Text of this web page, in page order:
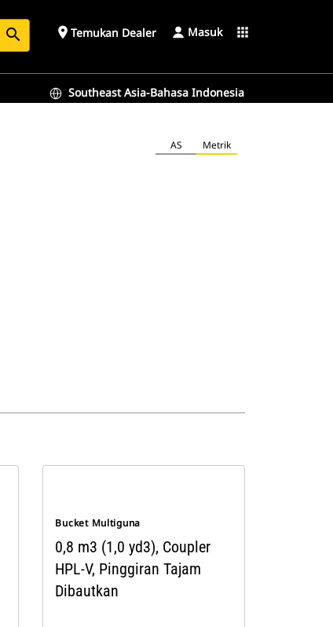
search place Temukan Dealer Masuk apps
Southeast Asia-Bahasa Indonesia
AS Metrik
Bucket Multiguna
0,8 m3 (1,0 yd3), Coupler
HPL-V, Pinggiran Tajam
Dibautkan